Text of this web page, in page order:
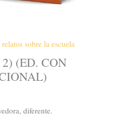
sobre la escuela
(ED. CON
diferente.